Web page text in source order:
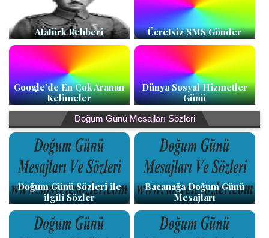
Atatürk Rehberi Ücretsiz SMS Gönder
Google’de En Çok Aranan
Kelimeler
Dünya Sosyal Hizmetler
Günü
Doğum Günü Mesajları Sözleri
Doğum Günü Sözleri ile
ilgili Sözler
Bacanağa Doğum Günü
Mesajları